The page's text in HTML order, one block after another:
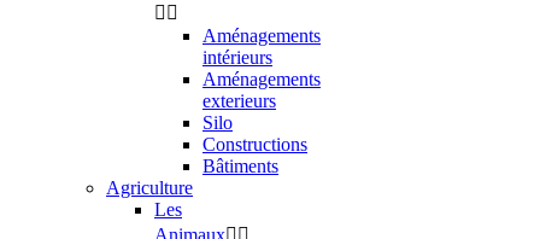
 
Aménagements
intérieurs
Aménagements
exterieurs
Silo
Constructions
Bâtiments
Agriculture
Les
Animaux 